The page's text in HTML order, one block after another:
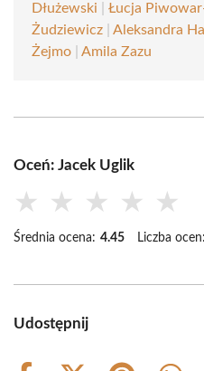
Dłużewski
Łucja
Żudziewicz
Aleksandra
Żejmo
Amila Zazu
Oceń: Jacek Uglik
★ ★ ★ ★ ★
Średnia ocena: 4.45 Liczba ocen:
Udostępnij